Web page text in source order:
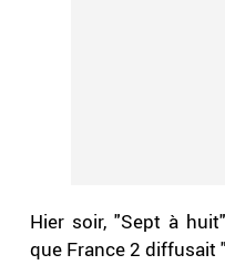
Hier soir, "Sept à
que France 2 diffusait